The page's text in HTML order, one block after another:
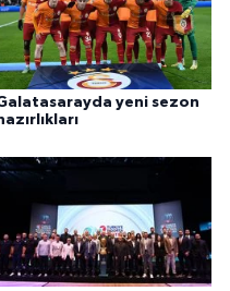
yeni sezon
hazırlıkları